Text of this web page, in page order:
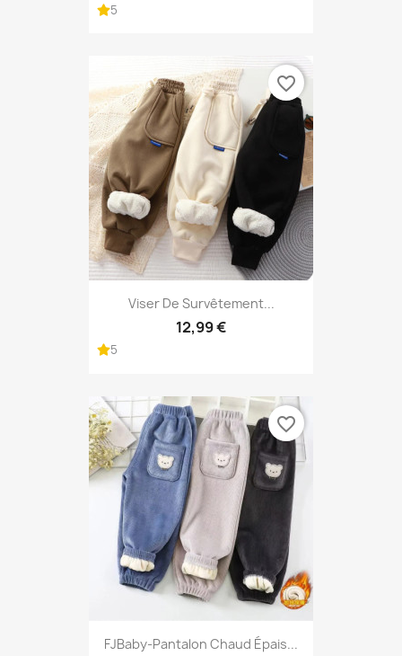
5
Viser De Survêtement...
12,99 €
5
favorite_border
FJBaby-Pantalon Chaud Épais...
favorite_border